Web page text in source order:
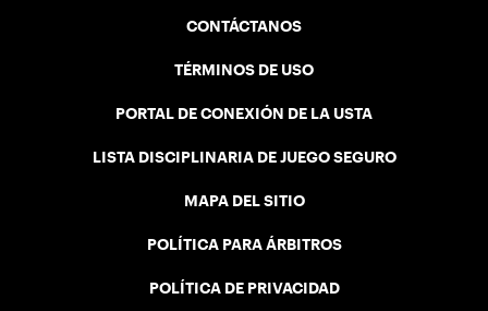
CONTÁCTANOS
TÉRMINOS DE USO
PORTAL DE CONEXIÓN DE LA USTA
LISTA DISCIPLINARIA DE JUEGO SEGURO
MAPA DEL SITIO
POLÍTICA PARA ÁRBITROS
POLÍTICA DE PRIVACIDAD